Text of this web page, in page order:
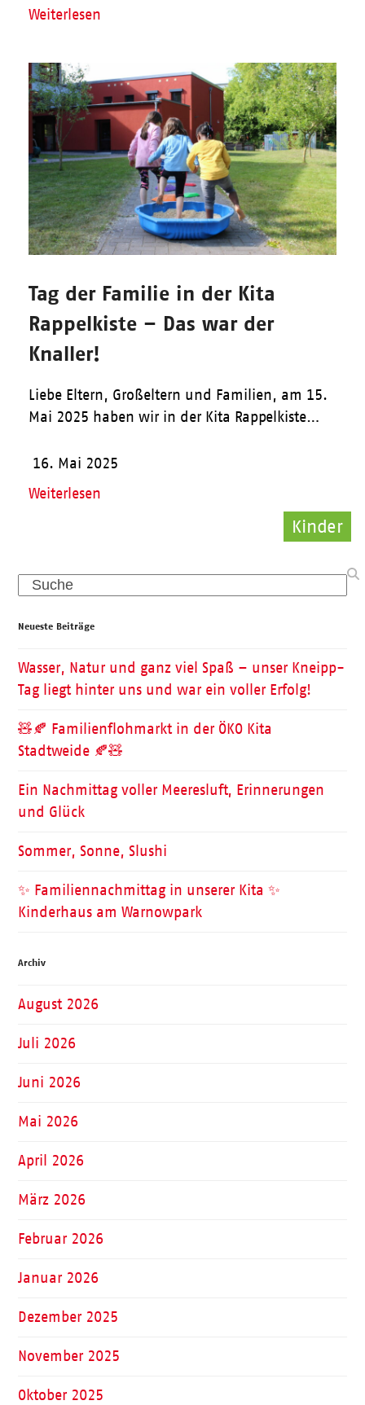
Pflege
Pflege
Weiterlesen
Kinder
Tag der Familie in der Kita
Rappelkiste – Das war der
Knaller!
Liebe Eltern, Großeltern und Familien, am 15.
Mai 2025 haben wir in der Kita Rappelkiste…
16. Mai 2025
Weiterlesen
Search
Neueste Beiträge
Wasser, Natur und ganz viel Spaß – unser Kneipp-
Tag liegt hinter uns und war ein voller Erfolg!
🧸🍂 Familienflohmarkt in der ÖKO Kita
Stadtweide 🍂🧸
Ein Nachmittag voller Meeresluft, Erinnerungen
und Glück
Sommer, Sonne, Slushi
✨ Familiennachmittag in unserer Kita ✨
Kinderhaus am Warnowpark
Archiv
August 2026
Juli 2026
Juni 2026
Mai 2026
April 2026
März 2026
Februar 2026
Januar 2026
Dezember 2025
November 2025
Oktober 2025